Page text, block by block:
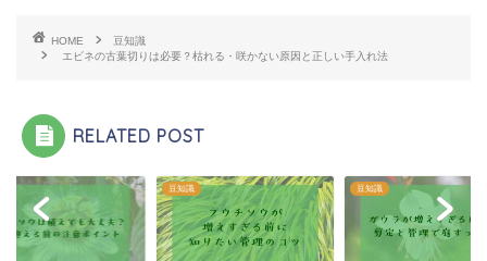
HOME
豆知識
エビネの古葉切りは必要？枯れる・咲かない原因と正しい手入れ法
RELATED POST
豆知識 豆知識